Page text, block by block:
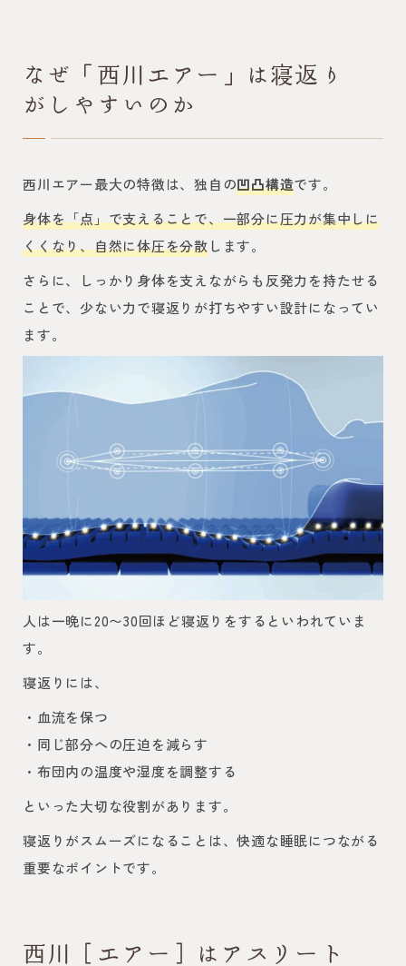
なぜ「西川エアー」は寝返り
がしやすいのか
西川エアー最大の特徴は、独自の凹凸構造です。
身体を「点」で支えることで、一部分に圧力が集中しに
くくなり、自然に体圧を分散します。
さらに、しっかり身体を支えながらも反発力を持たせる
ことで、少ない力で寝返りが打ちやすい設計になってい
ます。
人は一晩に20〜30回ほど寝返りをするといわれていま
す。
寝返りには、
・血流を保つ
・同じ部分への圧迫を減らす
・布団内の温度や湿度を調整する
といった大切な役割があります。
寝返りがスムーズになることは、快適な睡眠につながる
重要なポイントです。
西川［エアー］はアスリート